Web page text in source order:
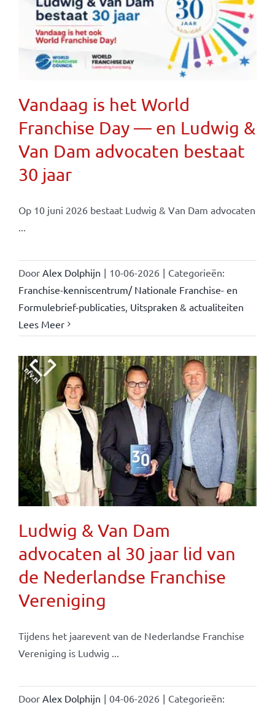
Vandaag is het World
Franchise Day — en Ludwig &
Van Dam advocaten bestaat
30 jaar
Op 10 juni 2026 bestaat Ludwig & Van Dam advocaten
Door Alex Dolphijn | 10-06-2026 | Categorieën:
Franchise-kenniscentrum/ Nationale Franchise- en
Formulebrief-publicaties, Uitspraken & actualiteiten
Lees Meer
Ludwig & Van Dam
advocaten al 30 jaar lid van
de Nederlandse Franchise
Vereniging
Tijdens het jaarevent van de Nederlandse Franchise
Vereniging is Ludwig ...
Door Alex Dolphijn | 04-06-2026 | Categorieën: